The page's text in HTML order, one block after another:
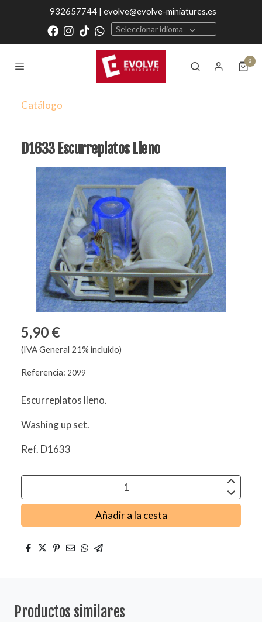
932657744 | evolve@evolve-miniatures.es
Seleccionar idioma
0
Catálogo
D1633 Escurreplatos Lleno
5,90 €
(IVA General 21% incluido)
Referencia: 2099
Escurreplatos lleno.
Washing up set.
Ref. D1633
Añadir a la cesta
Productos similares